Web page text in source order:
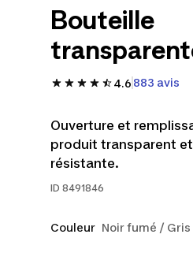
Bouteille
4.6 883 avis
Ouverture et
produit transparent
résistante.
ID 8491846
Couleur Noir fumé /